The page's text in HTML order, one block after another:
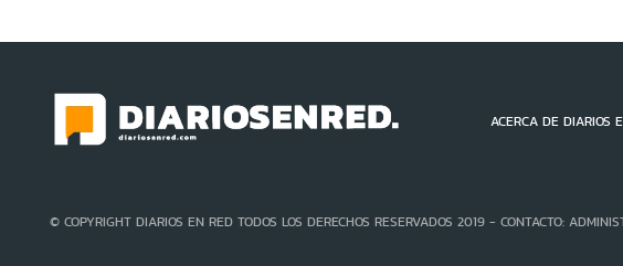
ACERCA DE DIARIOS
© COPYRIGHT DIARIOS EN RED TODOS LOS DERECHOS RESERVADOS 2019 - CONTACTO: